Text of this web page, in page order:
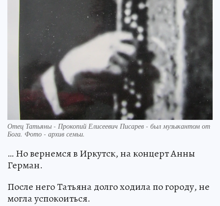
Отец Татьяны - Прокопий Елисеевич Писарев - был музыкантом от
Бога. Фото - архив семьи.
… Но вернемся в Иркутск, на концерт Анны
Герман.
После него Татьяна долго ходила по городу, не
могла успокоиться.